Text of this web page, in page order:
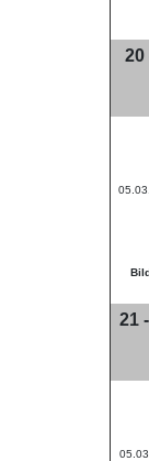
20
21